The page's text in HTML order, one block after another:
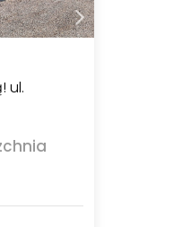
ul.